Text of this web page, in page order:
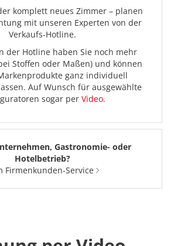
komplett neues Zimmer – planen
mit unseren Experten von der
Verkaufs-Hotline.
der Hotline haben Sie noch mehr
Stoffen oder Maßen) und können
ganz individuell
Auf Wunsch für ausgewählte
sogar per Video.
Gastronomie- oder
Hotelbetrieb?
Firmenkunden-Service